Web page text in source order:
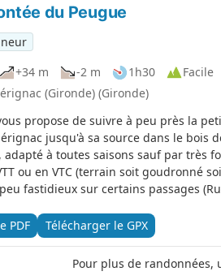
du Peugue
+34 m -2 m 1h30
Facile
(Gironde) (Gironde)
propose de suivre à peu près la
jusqu'à sa source dans le bois
adapté à toutes saisons sauf par très
ou en VTC (terrain soit goudronné
fastidieux sur certains passages
PDF Télécharger le GPX
Pour plus de randonnées,